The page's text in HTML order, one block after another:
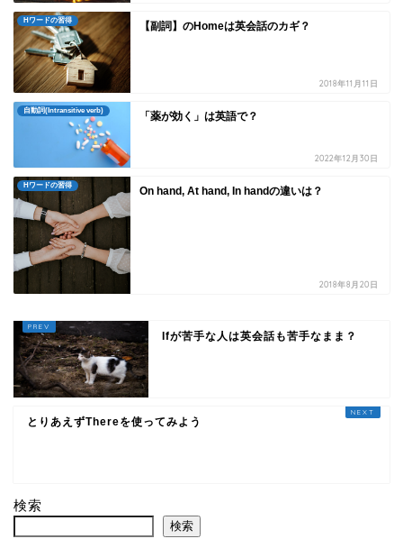
Hワードの習得 【副詞】のHomeは英会話のカギ？
2018年11月11日
自動詞(Intransitive verb) 「薬が効く」は英語で？
2022年12月30日
Hワードの習得 On hand, At hand, In handの違いは？
2018年8月20日
Ifが苦手な人は英会話も苦手なまま？
とりあえずThereを使ってみよう
検索
検索